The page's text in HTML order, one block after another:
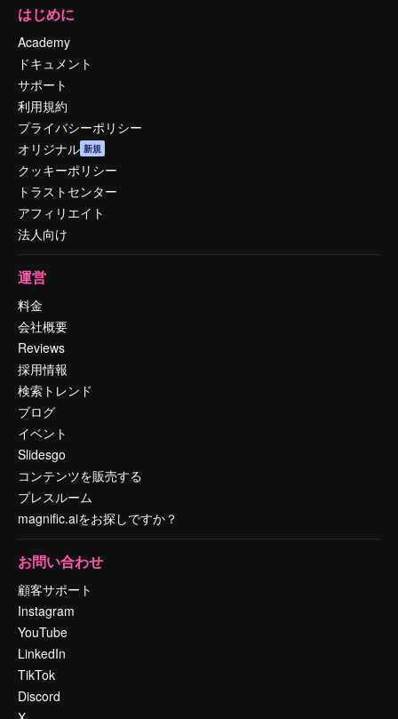
はじめに
Academy
ドキュメント
サポート
利用規約
プライバシーポリシー
オリジナル 新規
クッキーポリシー
トラストセンター
アフィリエイト
法人向け
運営
料金
会社概要
Reviews
採用情報
検索トレンド
ブログ
イベント
Slidesgo
コンテンツを販売する
プレスルーム
magnific.aiをお探しですか？
お問い合わせ
顧客サポート
Instagram
YouTube
LinkedIn
TikTok
Discord